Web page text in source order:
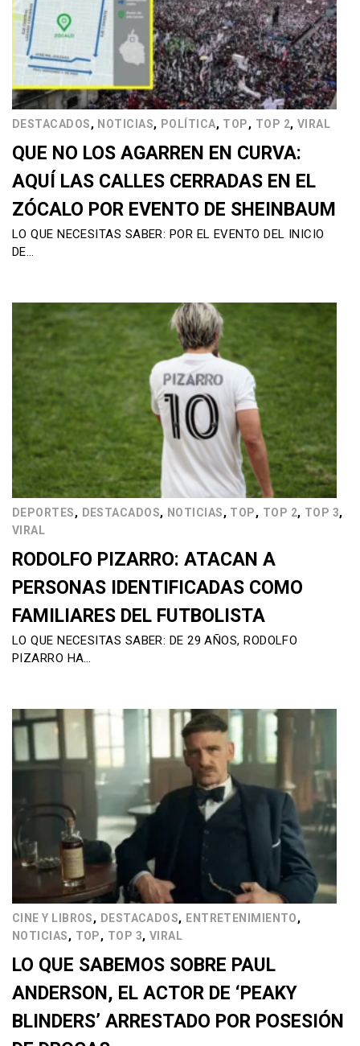
DESTACADOS, NOTICIAS, POLÍTICA, TOP, TOP 2, VIRAL
QUE NO LOS AGARREN EN CURVA:
AQUÍ LAS CALLES CERRADAS EN EL
ZÓCALO POR EVENTO DE SHEINBAUM
LO QUE NECESITAS SABER: POR EL EVENTO DEL INICIO
DE…
DEPORTES, DESTACADOS, NOTICIAS, TOP, TOP 2, TOP 3,
VIRAL
RODOLFO PIZARRO: ATACAN A
PERSONAS IDENTIFICADAS COMO
FAMILIARES DEL FUTBOLISTA
LO QUE NECESITAS SABER: DE 29 AÑOS, RODOLFO
PIZARRO HA…
CINE Y LIBROS, DESTACADOS, ENTRETENIMIENTO,
NOTICIAS, TOP, TOP 3, VIRAL
LO QUE SABEMOS SOBRE PAUL
ANDERSON, EL ACTOR DE ‘PEAKY
BLINDERS’ ARRESTADO POR POSESIÓN